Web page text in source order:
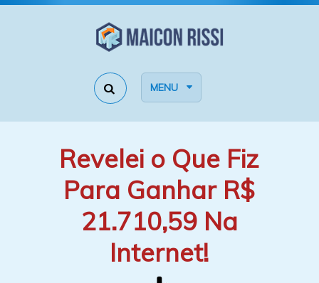
MENU
Revelei o Que Fiz
Para Ganhar R$
21.710,59 Na
Internet!